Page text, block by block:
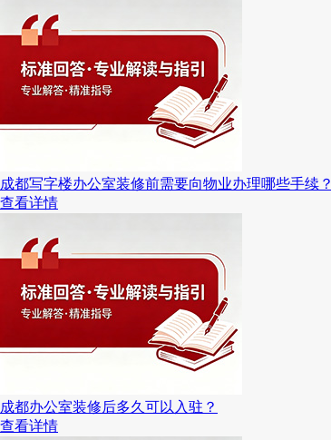
成都写字楼办公室装修前需要向物业办理哪些手续？
查看详情
成都办公室装修后多久可以入驻？
查看详情